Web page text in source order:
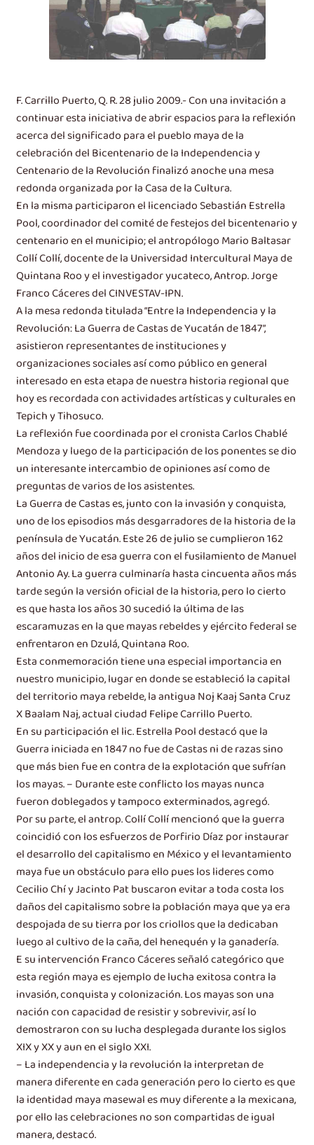
F. Carrillo Puerto, Q. R. 28 julio 2009.- Con una invitación a
continuar esta iniciativa de abrir espacios para la reflexión
acerca del significado para el pueblo maya de la
celebración del Bicentenario de la Independencia y
Centenario de la Revolución finalizó anoche una mesa
redonda organizada por la Casa de la Cultura.
En la misma participaron el licenciado Sebastián Estrella
Pool, coordinador del comité de festejos del bicentenario y
centenario en el municipio; el antropólogo Mario Baltasar
Collí Collí, docente de la Universidad Intercultural Maya de
Quintana Roo y el investigador yucateco, Antrop. Jorge
Franco Cáceres del CINVESTAV-IPN.
A la mesa redonda titulada “Entre la Independencia y la
Revolución: La Guerra de Castas de Yucatán de 1847”,
asistieron representantes de instituciones y
organizaciones sociales así como público en general
interesado en esta etapa de nuestra historia regional que
hoy es recordada con actividades artísticas y culturales en
Tepich y Tihosuco.
La reflexión fue coordinada por el cronista Carlos Chablé
Mendoza y luego de la participación de los ponentes se dio
un interesante intercambio de opiniones así como de
preguntas de varios de los asistentes.
La Guerra de Castas es, junto con la invasión y conquista,
uno de los episodios más desgarradores de la historia de la
península de Yucatán. Este 26 de julio se cumplieron 162
años del inicio de esa guerra con el fusilamiento de Manuel
Antonio Ay. La guerra culminaría hasta cincuenta años más
tarde según la versión oficial de la historia, pero lo cierto
es que hasta los años 30 sucedió la última de las
escaramuzas en la que mayas rebeldes y ejército federal se
enfrentaron en Dzulá, Quintana Roo.
Esta conmemoración tiene una especial importancia en
nuestro municipio, lugar en donde se estableció la capital
del territorio maya rebelde, la antigua Noj Kaaj Santa Cruz
X Baalam Naj, actual ciudad Felipe Carrillo Puerto.
En su participación el lic. Estrella Pool destacó que la
Guerra iniciada en 1847 no fue de Castas ni de razas sino
que más bien fue en contra de la explotación que sufrían
los mayas. – Durante este conflicto los mayas nunca
fueron doblegados y tampoco exterminados, agregó.
Por su parte, el antrop. Collí Collí mencionó que la guerra
coincidió con los esfuerzos de Porfirio Díaz por instaurar
el desarrollo del capitalismo en México y el levantamiento
maya fue un obstáculo para ello pues los lideres como
Cecilio Chí y Jacinto Pat buscaron evitar a toda costa los
daños del capitalismo sobre la población maya que ya era
despojada de su tierra por los criollos que la dedicaban
luego al cultivo de la caña, del henequén y la ganadería.
E su intervención Franco Cáceres señaló categórico que
esta región maya es ejemplo de lucha exitosa contra la
invasión, conquista y colonización. Los mayas son una
nación con capacidad de resistir y sobrevivir, así lo
demostraron con su lucha desplegada durante los siglos
XIX y XX y aun en el siglo XXI.
– La independencia y la revolución la interpretan de
manera diferente en cada generación pero lo cierto es que
la identidad maya masewal es muy diferente a la mexicana,
por ello las celebraciones no son compartidas de igual
manera, destacó.